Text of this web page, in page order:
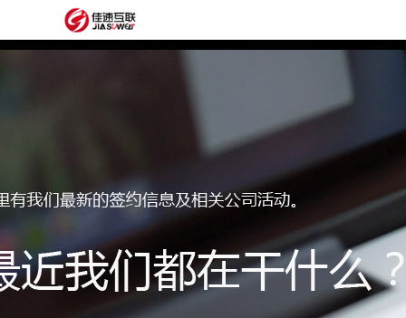
建
板
音
获
阿
里
经